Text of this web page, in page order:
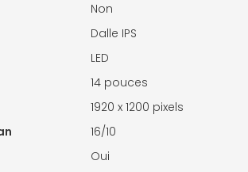
Non
Dalle IPS
LED
14 pouces
1920 x 1200 pixels
16/10
Oui